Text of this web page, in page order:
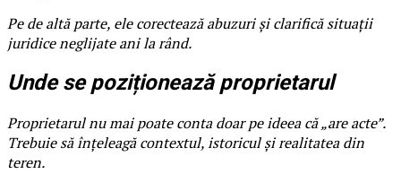
Pe de altă parte, ele corectează abuzuri și clarifică situații
juridice neglijate ani la rând.
Unde se poziționează proprietarul
Proprietarul nu mai poate conta doar pe ideea că „are acte”.
Trebuie să înțeleagă contextul, istoricul și realitatea din
teren.